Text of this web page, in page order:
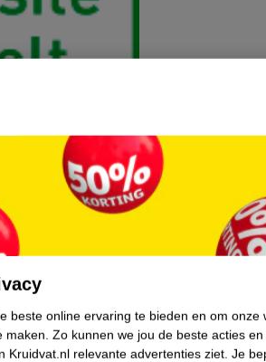
beste online ervaring te bieden en om onze
maken. Zo kunnen we jou de beste acties
Kruidvat.nl relevante advertenties ziet. Je